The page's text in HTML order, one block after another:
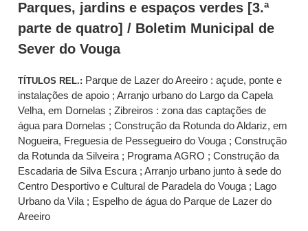
Parques, jardins e espaços verdes [3.ª
parte de quatro] / Boletim Municipal de
Sever do Vouga
TÍTULOS REL.: Parque de Lazer do Areeiro : açude, ponte e
instalações de apoio ; Arranjo urbano do Largo da Capela
Velha, em Dornelas ; Zibreiros : zona das captações de
água para Dornelas ; Construção da Rotunda do Aldariz, em
Nogueira, Freguesia de Pessegueiro do Vouga ; Construção
da Rotunda da Silveira ; Programa AGRO ; Construção da
Escadaria de Silva Escura ; Arranjo urbano junto à sede do
Centro Desportivo e Cultural de Paradela do Vouga ; Lago
Urbano da Vila ; Espelho de água do Parque de Lazer do
Areeiro